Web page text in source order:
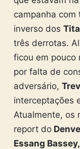
campanha
inverso dos
três derrotas.
ficou em pouco
por falta de
adversário,
interceptações
Atualmente, os
report do
Essang